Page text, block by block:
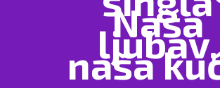
Naša
ljubav,
naša